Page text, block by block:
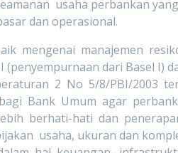
usaha perbankan
dan operasional.
mengenai manajemen
dari Basel I)
2 No 5/8/PBI/2003
Bank Umum agar
berhati-hati dan
usaha, ukuran dan